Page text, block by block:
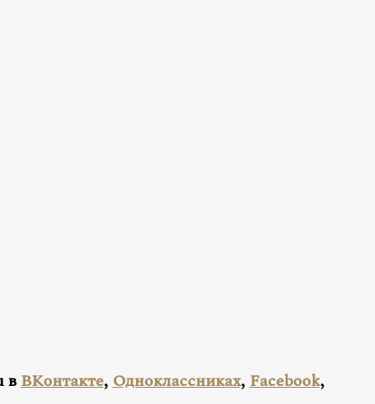
вВКонтакте,Одноклассниках,Facebook,